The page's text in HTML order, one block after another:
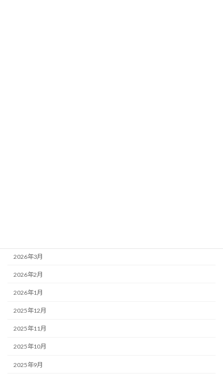
2026年3月
2026年2月
2026年1月
2025年12月
2025年11月
2025年10月
2025年9月